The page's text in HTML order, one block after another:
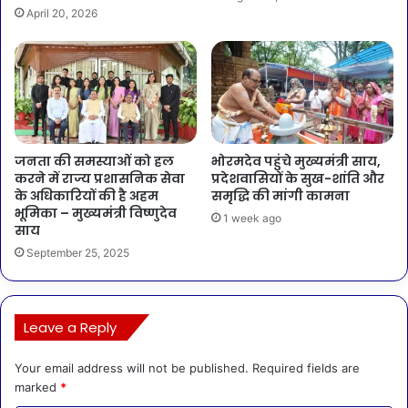
April 20, 2026
जनता की समस्याओं को हल
करने में राज्य प्रशासनिक सेवा
के अधिकारियों की है अहम
भूमिका – मुख्यमंत्री विष्णुदेव
साय
September 25, 2025
भोरमदेव पहुंचे मुख्यमंत्री साय,
प्रदेशवासियों के सुख-शांति और
समृद्धि की मांगी कामना
1 week ago
Leave a Reply
Your email address will not be published. Required fields are
marked *